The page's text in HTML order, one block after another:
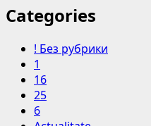
Categories
! Без рубрики
1
16
25
6